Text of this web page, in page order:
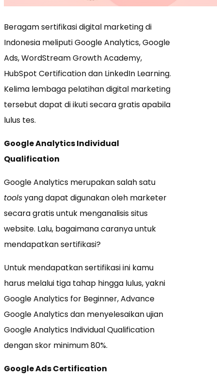
Beragam sertifikasi digital marketing di
Indonesia meliputi Google Analytics, Google
Ads, WordStream Growth Academy,
HubSpot Certification dan LinkedIn Learning.
Kelima lembaga pelatihan digital marketing
tersebut dapat di ikuti secara gratis apabila
lulus tes.
Google Analytics Individual
Qualification
Google Analytics merupakan salah satu
toolsyang dapat digunakan oleh marketer
secara gratis untuk menganalisis situs
website. Lalu, bagaimana caranya untuk
mendapatkan sertifikasi?
Untuk mendapatkan sertifikasi ini kamu
harus melalui tiga tahap hingga lulus, yakni
Google Analytics for Beginner, Advance
Google Analytics dan menyelesaikan ujian
Google Analytics Individual Qualification
dengan skor minimum 80%.
Google Ads Certification